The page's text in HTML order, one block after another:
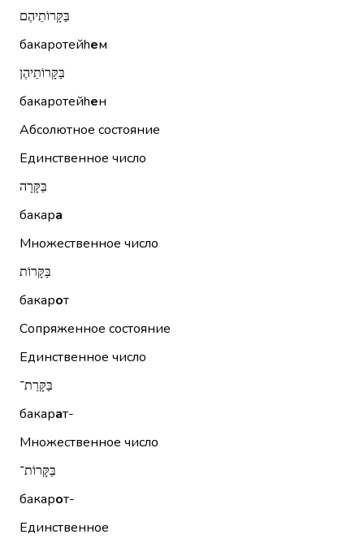
בַּקָּרוֹתֵיהֶם
бакаротейhем
בַּקָּרוֹתֵיהֶן
бакаротейhен
Абсолютное состояние
Единственное число
בַּקָּרָה
бакара
Множественное число
בַּקָּרוֹת
бакарот
Сопряженное состояние
Единственное число
בַּקָּרַת־
бакарат-
Множественное число
בַּקָּרוֹת־
бакарот-
Единственное